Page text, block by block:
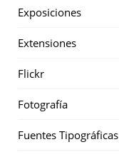
Exposiciones
Extensiones
Flickr
Fotografía
Fuentes Tipográficas